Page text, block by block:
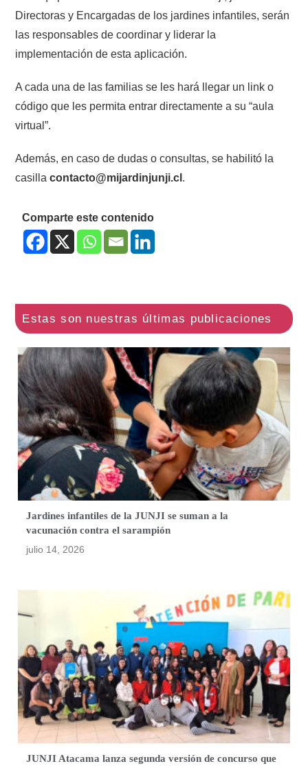
Directoras y Encargadas de los jardines infantiles, serán
las responsables de coordinar y liderar la
implementación de esta aplicación.
A cada una de las familias se les hará llegar un link o
código que les permita entrar directamente a su “aula
virtual”.
Además, en caso de dudas o consultas, se habilitó la
casillacontacto@mijardinjunji.cl .
Comparte este contenido
Jardines infantiles de la JUNJI se suman a la
vacunación contra el sarampión
julio 14, 2026
JUNJI Atacama lanza segunda versión de concurso que